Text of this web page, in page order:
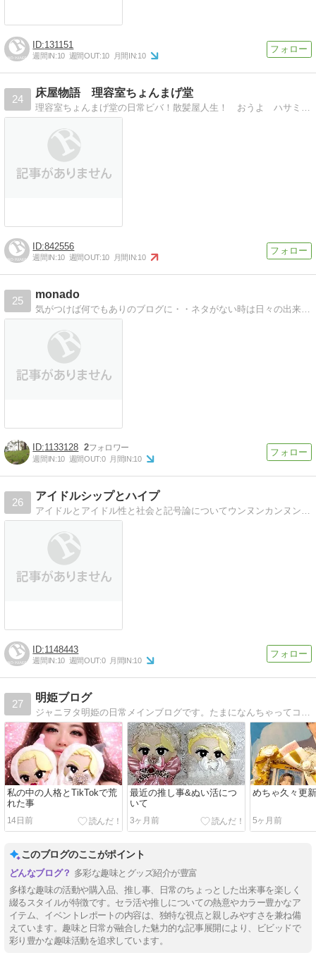
131151
週間IN:10 週間OUT:10 月間IN:10
24
床屋物語 理容室ちょんまげ堂
理容室ちょんまげ堂の日常ビバ！散髪屋人生！ おうよ ハサミ一丁あればいい
842556
週間IN:10 週間OUT:10 月間IN:10
25
monado
気がつけば何でもありのブログに・・ネタがない時は日々の出来事をぼやいております。
1133128 2
週間IN:10 週間OUT:0 月間IN:10
26
アイドルシップとハイプ
アイドルとアイドル性と社会と記号論についてウンヌンカンヌンと。なぜか、というより必然的に不可避的に、乃木坂46についての論が多めになる予感はします。
1148443
週間IN:10 週間OUT:0 月間IN:10
27
明姫ブログ
ジャニヲタ明姫の日常メインブログです。たまになんちゃってコラム？や毒舌？もあります。
私の中の人格とTikTokで荒
れた事
14日前
最近の推し事&ぬい活につ
いて
3ヶ月前
めちゃ久々更
5ヶ月前
このブログのここがポイント
多彩な趣味とグッズ紹介が豊富
多様な趣味の活動や購入品、推し事、日常のちょっとした出来事を楽しく
綴るスタイルが特徴です。セラ活や推しについての熱意やカラー豊かなア
イテム、イベントレポートの内容は、独特な視点と親しみやすさを兼ね備
えています。趣味と日常が融合した魅力的な記事展開により、ビビッドで
彩り豊かな趣味活動を追求しています。